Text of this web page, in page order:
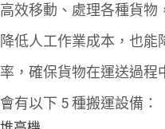
高效移動、處理各種貨物
降低人工作業成本，也
率，確保貨物在運送過程
會有以下 5 種搬運設備：